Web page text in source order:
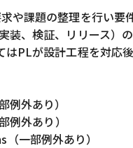
や課題の整理を行い要
装、検証、リリース）
PLが設計工程を対応
例外あり）
例外あり）
一部例外あり）